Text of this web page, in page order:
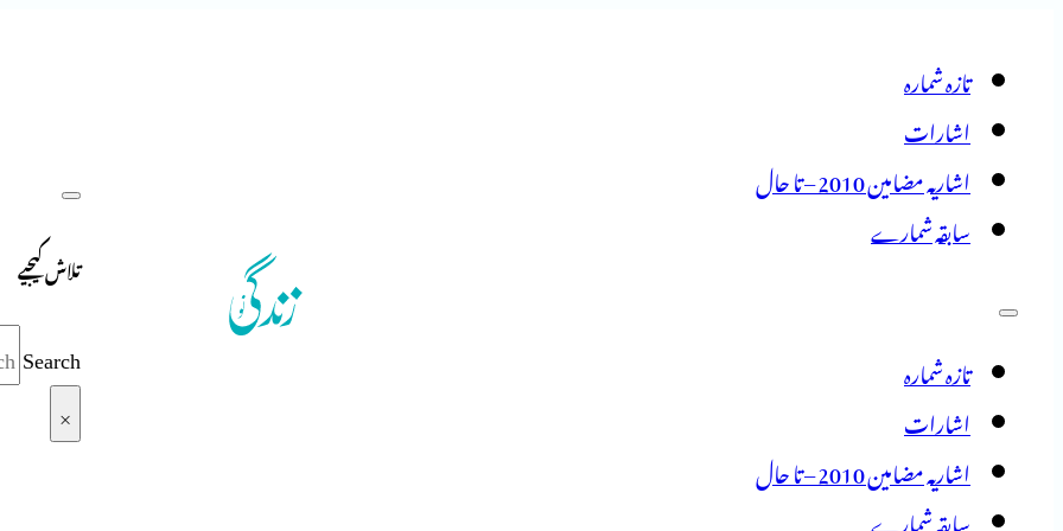
تازہ شمارہ
اشارات
اشاریہ مضامین 2010 – تا حال
سابقہ شمارے
تازہ شمارہ
اشارات
اشاریہ مضامین 2010 – تا حال
سابقہ شمارے
تلاش کیجیے
Search
×